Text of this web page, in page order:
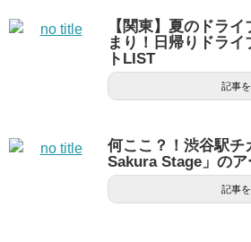
【関東】夏のドラ
まり！日帰りドラ
トLIST
記事
何ここ？！渋谷駅チ
Sakura Stage」のア
記事